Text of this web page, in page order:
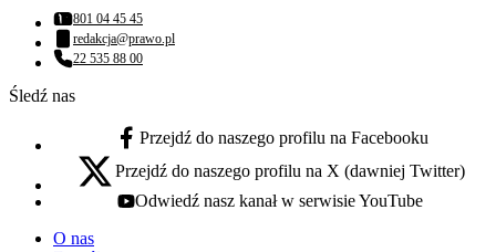
Numer telefonu:
801 04 45 45
Adres email:
redakcja@prawo.pl
Numer telefonu:
22 535 88 00
Śledź nas
facebook - otwiera się w nowej karcie
Przejdź do naszego profilu na Facebooku
x - otwiera się w nowej karcie
Przejdź do naszego profilu na X (dawniej Twitter)
youtube - otwiera się w nowej karcie
Odwiedź nasz kanał w serwisie YouTube
O nas